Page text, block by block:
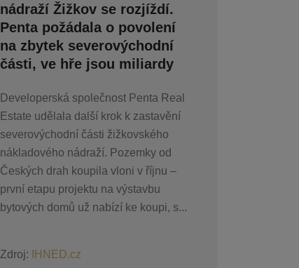
nádraží Žižkov se rozjíždí.
Penta požádala o povolení
na zbytek severovýchodní
části, ve hře jsou miliardy
Developerská společnost Penta Real
Estate udělala další krok k zastavění
severovýchodní části žižkovského
nákladového nádraží. Pozemky od
Českých drah koupila vloni v říjnu –
první etapu projektu na výstavbu
bytových domů už nabízí ke koupi, s...
Zdroj: IHNED.cz